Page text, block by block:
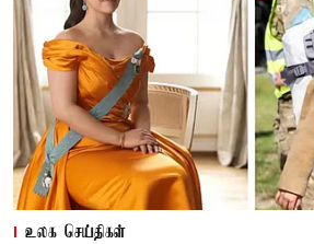
உலக செய்திகள்